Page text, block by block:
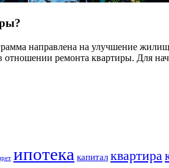
направлена на улучшение
ремонта квартиры. Для
ипотека капитал квартира